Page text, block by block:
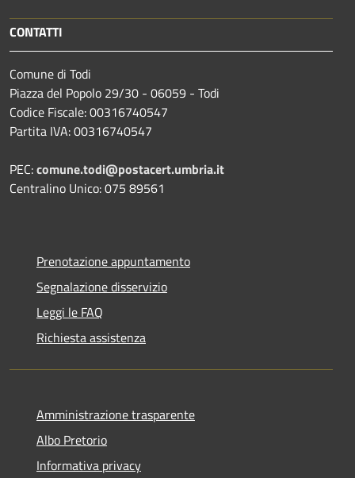
CONTATTI
Comune di Todi
Piazza del Popolo 29/30 - 06059 - Todi
Codice Fiscale: 00316740547
Partita IVA: 00316740547
PEC:comune.todi@postacert.umbria.it
Centralino Unico: 075 89561
Prenotazione appuntamento
Segnalazione disservizio
Leggi le FAQ
Richiesta assistenza
Amministrazione trasparente
Albo Pretorio
Informativa privacy